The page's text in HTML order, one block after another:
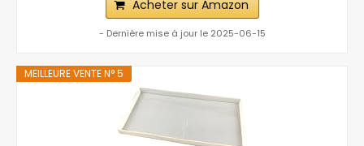
Acheter sur Amazon
- Dernière mise à jour le 2025-06-15
MEILLEURE VENTE N° 5